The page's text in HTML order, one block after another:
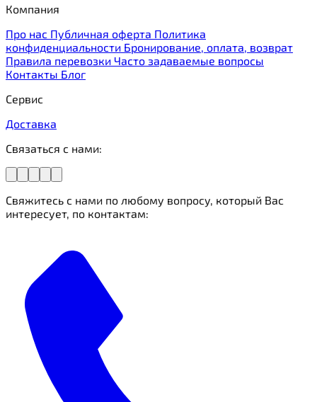
Компания
Про нас Публичная оферта Политика
конфиденциальности Бронирование, оплата, возврат
Правила перевозки Часто задаваемые вопросы
Контакты Блог
Сервис
Доставка
Связаться с нами:
Свяжитесь с нами по любому вопросу, который Вас
интересует, по контактам: